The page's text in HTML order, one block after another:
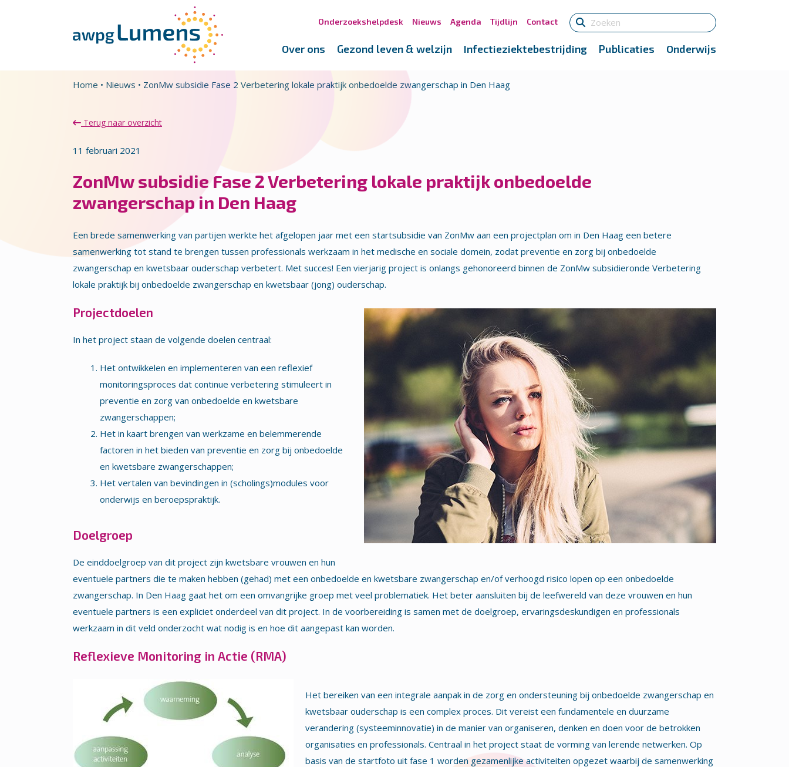
Onderzoekshelpdesk Nieuws Agenda Tijdlijn Contact
Over ons Gezond leven & welzijn Infectieziektebestrijding Publicaties Onderwijs
Home • Nieuws • ZonMw subsidie Fase 2 Verbetering lokale praktijk onbedoelde zwangerschap in Den Haag
Terug naar overzicht
11 februari 2021
ZonMw subsidie Fase 2 Verbetering lokale praktijk onbedoelde
zwangerschap in Den Haag
Een brede samenwerking van partijen werkte het afgelopen jaar met een startsubsidie van ZonMw aan een projectplan om in Den Haag een betere
samenwerking tot stand te brengen tussen professionals werkzaam in het medische en sociale domein, zodat preventie en zorg bij onbedoelde
zwangerschap en kwetsbaar ouderschap verbetert. Met succes! Een vierjarig project is onlangs gehonoreerd binnen de ZonMw subsidieronde Verbetering
lokale praktijk bij onbedoelde zwangerschap en kwetsbaar (jong) ouderschap.
Projectdoelen
In het project staan de volgende doelen centraal:
Het ontwikkelen en implementeren van een reflexief
monitoringsproces dat continue verbetering stimuleert in
preventie en zorg van onbedoelde en kwetsbare
zwangerschappen;
Het in kaart brengen van werkzame en belemmerende
factoren in het bieden van preventie en zorg bij onbedoelde
en kwetsbare zwangerschappen;
Het vertalen van bevindingen in (scholings)modules voor
onderwijs en beroepspraktijk.
Doelgroep
De einddoelgroep van dit project zijn kwetsbare vrouwen en hun
eventuele partners die te maken hebben (gehad) met een onbedoelde en kwetsbare zwangerschap en/of verhoogd risico lopen op een onbedoelde
zwangerschap. In Den Haag gaat het om een omvangrijke groep met veel problematiek. Het beter aansluiten bij de leefwereld van deze vrouwen en hun
eventuele partners is een expliciet onderdeel van dit project. In de voorbereiding is samen met de doelgroep, ervaringsdeskundigen en professionals
werkzaam in dit veld onderzocht wat nodig is en hoe dit aangepast kan worden.
Reflexieve Monitoring in Actie (RMA)
Het bereiken van een integrale aanpak in de zorg en ondersteuning bij onbedoelde zwangerschap en
kwetsbaar ouderschap is een complex proces. Dit vereist een fundamentele en duurzame
verandering (systeeminnovatie) in de manier van organiseren, denken en doen voor de betrokken
organisaties en professionals. Centraal in het project staat de vorming van lerende netwerken. Op
basis van de startfoto uit fase 1 worden gezamenlijke activiteiten opgezet waarbij de samenwerking